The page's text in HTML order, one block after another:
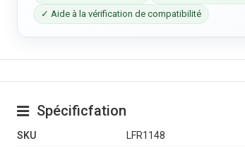
✓ Aide à la vérification de compatibilité
Spécificfation
SKU
LFR1148